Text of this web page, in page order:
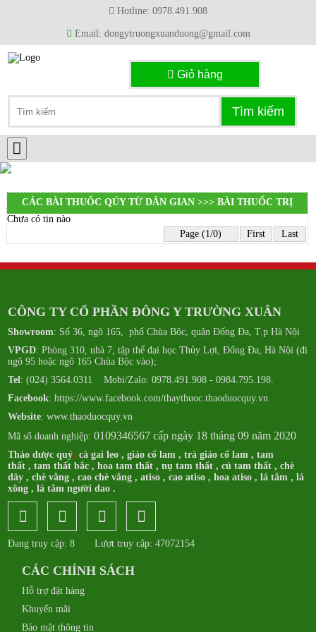
Hotline: 0978.491.908
Email: dongytruongxuanduong@gmail.com
Giỏ hàng
CÁC BÀI THUỐC QÚY TỪ DÂN GIAN >>> BÀI THUỐC TRỊ
Chưa có tin nào
Page (1/0)
First Last
CÔNG TY CỔ PHẦN ĐÔNG Y TRƯỜNG XUÂN
Showroom: Số 36, ngõ 165, phố Chùa Bộc, quận Đống Đa, T.p Hà Nội
VPGD: Phòng 310, nhà 7, tập thể đại học Thủy Lợi, Đống Đa, Hà Nội (đi
ngõ 95 hoặc ngõ 165 Chùa Bộc vào);
Tel: (024) 3564.0311 Mobi/Zalo: 0978.491.908 - 0984.795.198.
Facebook:https://www.facebook.com/thaythuoc.thaoduocquy.vn
Website: www.thaoduocquy.vn
Mã số doanh nghiệp:0109346567 cấp ngày 18 tháng 09 năm 2020
Thảo dược quý:cà gai leo ,giảo cổ lam ,trà giảo cổ lam ,tam
thất ,tam thất bắc ,hoa tam thất ,nụ tam thất ,củ tam thất ,chè
dây ,chè vằng ,cao chè vằng ,atiso ,cao atiso ,hoa atiso ,lá tắm ,lá
xông ,lá tắm người dao .
Đang truy cập: 8 Lượt truy cập: 47072154
CÁC CHÍNH SÁCH
Hỗ trợ đặt hàng
Khuyến mãi
Bảo mật thông tin